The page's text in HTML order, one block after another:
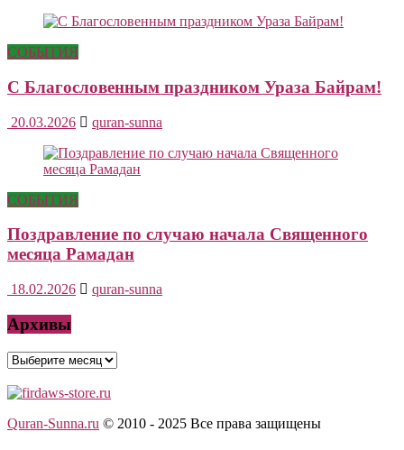
СОБЫТИЯ
С Благословенным праздником Ураза Байрам!
20.03.2026 quran-sunna
СОБЫТИЯ
Поздравление по случаю начала Священного
месяца Рамадан
18.02.2026 quran-sunna
Архивы
Архивы
Quran-Sunna.ru © 2010 - 2025 Все права защищены